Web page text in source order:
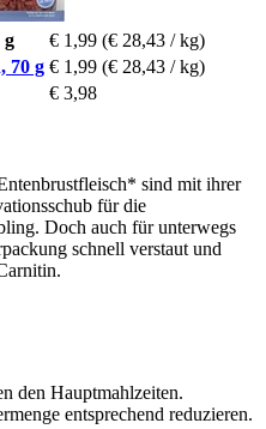
g € 1,99 (€ 28,43 / kg)
70 g € 1,99 (€ 28,43 / kg)
€ 3,98
sind mit ihrer
für die
Doch auch für unterwegs
schnell verstaut und
den Hauptmahlzeiten.
entsprechend reduzieren.